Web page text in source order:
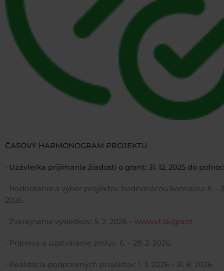
ČASOVÝ HARMONOGRAM PROJEKTU
• Uzávierka prijímania žiadostí o grant: 31. 12. 2025 do
• Hodnotenie a výber projektov hodnotiacou komisiou: 5. –
2026.
• Zverejnenie výsledkov: 5. 2. 2026 – www.vt.sk/grant.
• Príprava a uzatváranie zmlúv: 6. – 28. 2. 2026.
• Realizácia podporených projektov: 1. 3. 2026 – 31. 8. 2026.